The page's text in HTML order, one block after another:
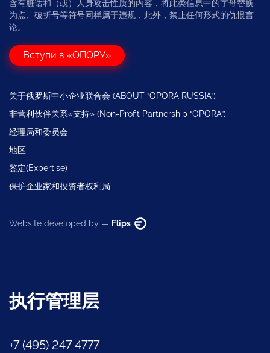
含有脏话和（或）人身攻击性质的内容，将此类信息中的字母替换
为点、破折号等符号同样属于违规，此外，禁止任何形式的仇恨言
论。
Вступи в «ОПОРУ»
关于俄罗斯中小企业联合会 (ABOUT “OPORA RUSSIA”)
非营利伙伴关系«支持» (Non-Profit Partnership “OPORA”)
经理局和委员会
地区
鉴定(Expertise)
保护企业家和投资者权利局
Website developed by — Flips
执行管理层
+7 (495) 247 4777